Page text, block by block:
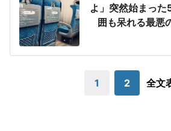
よ」突然始まっ
囲も呆れる最悪
「
1 2 全文